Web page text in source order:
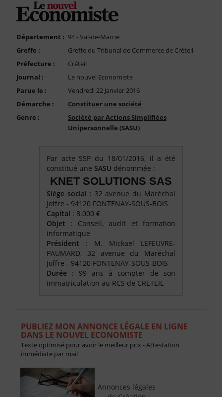
Nous Contacter
Compte PRO
Département : 94 - Val-de-Marne
Greffe :
Greffe du Tribunal de Commerce de Créteil
Préfecture :
Créteil
Journal :
Le nouvel Economiste
Parue le :
Vendredi 22 Janvier 2016
Démarche :
Constituer une société
Genre :
Société par Actions Simplifiées
Unipersonnelle (SASU)
Par acte SSP du 18/01/2016, il a été
constitué une SASU dénommée :
KNET SOLUTIONS SAS
Siège social : 32 avenue du Maréchal
Joffre - 94120 FONTENAY-SOUS-BOIS
Capital : 8.000 €
Objet : Conseil, audit et formation
informatique
Président : M. Mickaël LEFEUVRE-
PAUMARD, 32 avenue du Maréchal
Joffre - 94120 FONTENAY-SOUS-BOIS
Durée : 99 ans à compter de son
immatriculation au RCS de CRETEIL
PUBLIEZ MON ANNONCE LÉGALE EN LIGNE
DANS LE NOUVEL ECONOMISTE
Texte optimisé pour avoir le meilleur prix - Attestation
immédiate par mail
Annonces légales